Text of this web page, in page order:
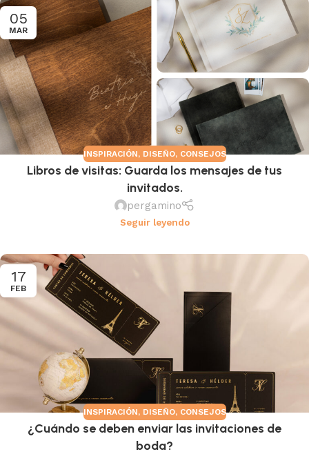
05
MAR
INSPIRACIÓN, DISEÑO, CONSEJOS
Libros de visitas: Guarda los mensajes de tus
invitados.
pergamino
Seguir leyendo
17
FEB
INSPIRACIÓN, DISEÑO, CONSEJOS
¿Cuándo se deben enviar las invitaciones de
boda?